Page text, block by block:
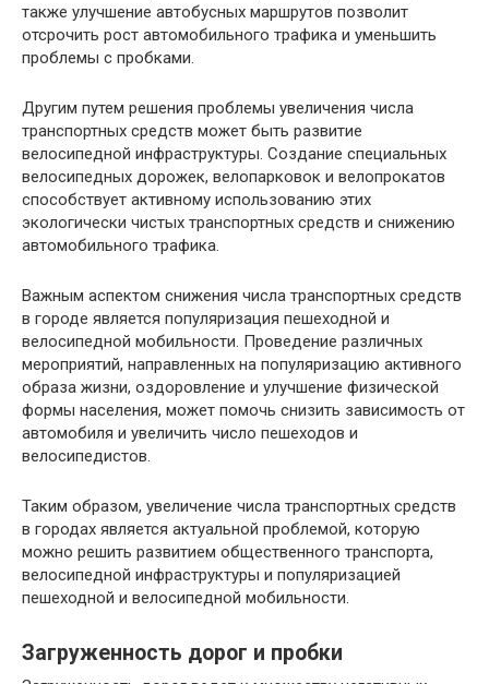
также улучшение автобусных маршрутов позволит
отсрочить рост автомобильного трафика и уменьшить
проблемы с пробками.
Другим путем решения проблемы увеличения числа
транспортных средств может быть развитие
велосипедной инфраструктуры. Создание специальных
велосипедных дорожек, велопарковок и велопрокатов
способствует активному использованию этих
экологически чистых транспортных средств и снижению
автомобильного трафика.
Важным аспектом снижения числа транспортных средств
в городе является популяризация пешеходной и
велосипедной мобильности. Проведение различных
мероприятий, направленных на популяризацию активного
образа жизни, оздоровление и улучшение физической
формы населения, может помочь снизить зависимость от
автомобиля и увеличить число пешеходов и
велосипедистов.
Таким образом, увеличение числа транспортных средств
в городах является актуальной проблемой, которую
можно решить развитием общественного транспорта,
велосипедной инфраструктуры и популяризацией
пешеходной и велосипедной мобильности.
Загруженность дорог и пробки